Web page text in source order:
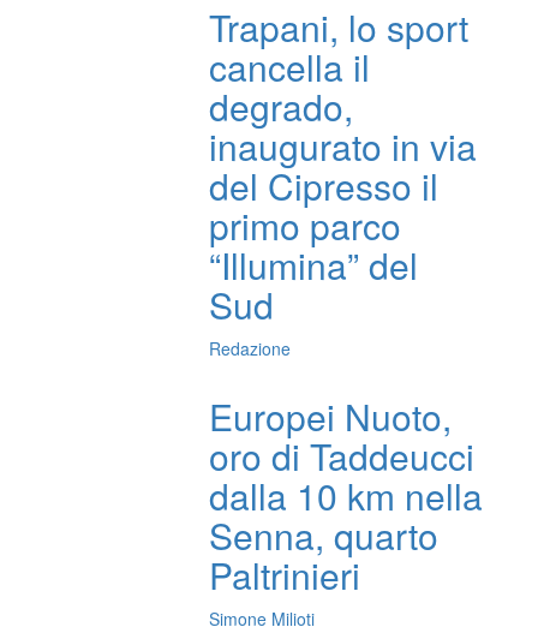
Trapani, lo sport
cancella il
degrado,
inaugurato in via
del Cipresso il
primo parco
“Illumina” del
Sud
Redazione
Europei Nuoto,
oro di Taddeucci
dalla 10 km nella
Senna, quarto
Paltrinieri
Simone Milioti